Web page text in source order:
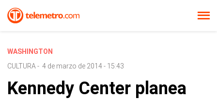
WASHINGTON
CULTURA - 4 de marzo de 2014 - 15:43
Kennedy Center planea